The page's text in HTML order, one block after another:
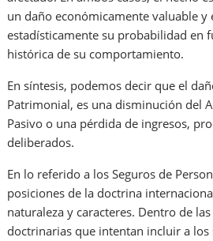
un daño económicamente valuable y
estadísticamente su probabilidad en
histórica de su comportamiento.
En síntesis, podemos decir que el
Patrimonial, es una disminución del
Pasivo o una pérdida de ingresos,
deliberados.
En lo referido a los Seguros de
posiciones de la doctrina
naturaleza y caracteres. Dentro de
doctrinarias que intentan incluir a los